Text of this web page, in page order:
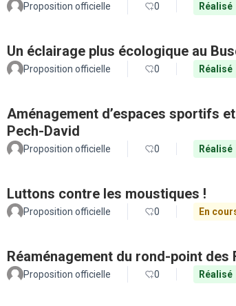
Proposition officielle 0 Réalisé
Un éclairage plus écologique au
Proposition officielle 0 Réalisé
Aménagement d’espaces sportifs
Pech-David
Proposition officielle 0 Réalisé
Luttons contre les moustiques !
Proposition officielle 0 En
Réaménagement du rond-point des
Proposition officielle 0 Réalisé